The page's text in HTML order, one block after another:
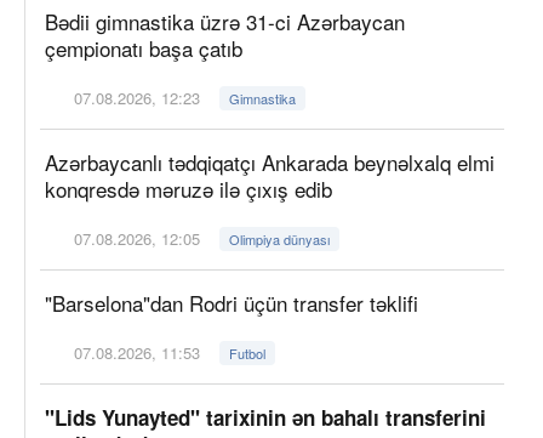
Bədii gimnastika üzrə 31-ci Azərbaycan
çempionatı başa çatıb
07.08.2026, 12:23 Gimnastika
Azərbaycanlı tədqiqatçı Ankarada beynəlxalq elmi
konqresdə məruzə ilə çıxış edib
07.08.2026, 12:05 Olimpiya dünyası
"Barselona"dan Rodri üçün transfer təklifi
07.08.2026, 11:53 Futbol
"Lids Yunayted" tarixinin ən bahalı transferini